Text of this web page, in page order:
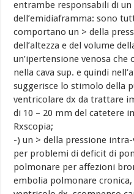
entrambe responsabili di
dell’emidiaframma: sono
comportano un > della
dell’altezza e del volume
un’ipertensione venosa che
nella cava sup. e quindi
suggerisce lo stimolo della
ventricolare dx da trattare
di 10 – 20 mm del catetere
Rxscopia;
-) un > della pressione
per problemi di deficit di
polmonare per affezioni
embolia polmonare